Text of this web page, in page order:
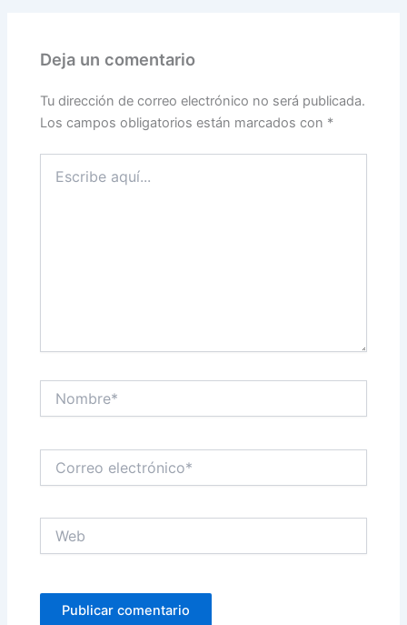
Deja un comentario
Tu dirección de correo electrónico no será publicada.
Los campos obligatorios están marcados con *
aquí...
electrónico*